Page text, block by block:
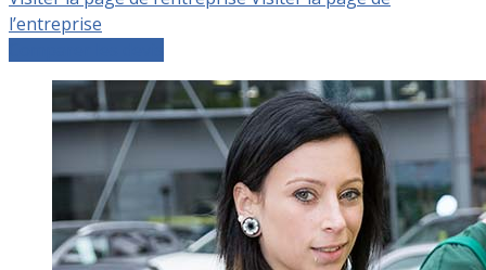
l’entreprise